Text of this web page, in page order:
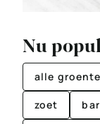
Nu
alle
zoet